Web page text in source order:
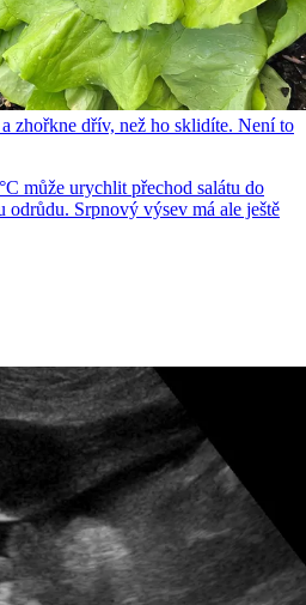
zhořkne dřív, než ho sklidíte. Není to
může urychlit přechod salátu do
odrůdu. Srpnový výsev má ale ještě